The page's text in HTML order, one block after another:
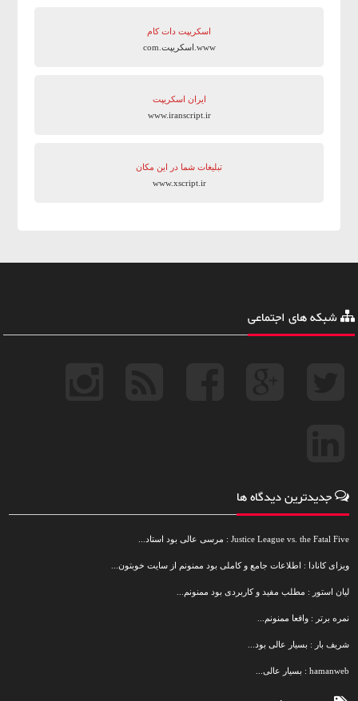
اسکریپت دات کام
www.اسکریپت.com
ایران اسکریپت
www.iranscript.ir
تبلیغات شما در این مکان
www.xscript.ir
شبکه های اجتماعی
جدیدترین دیدگاه ها
Justice League vs. the Fatal Five : مرسی عالی بود استاد...
ویزای کانادا : اطلاعات جامع و کاملی بود ممنونم از سایت خوبتون...
لیان استور : مطلب مفید و کاربردی بود ممنونم...
نمره برتر : واقعا ممنونم...
شریف بار : بسیار عالی بود...
hamanweb : بسیار عالی...